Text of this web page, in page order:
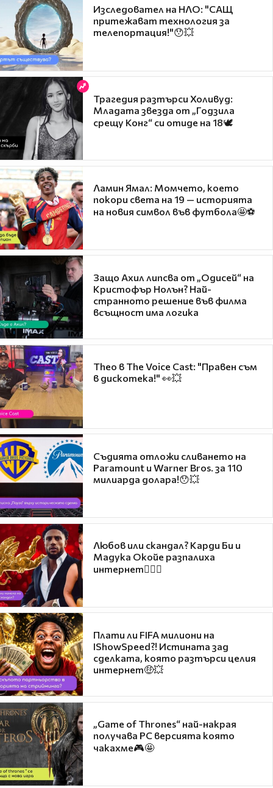
Изследовател на НЛО: "САЩ
притежават технология за
телепортация!"😯💥
Трагедия разтърси Холивуд:
Младата звезда от „Годзила
срещу Конг“ си отиде на 18🕊️
Ламин Ямал: Момчето, което
покори света на 19 — историята
на новия символ във футбола🤩⚽
Защо Ахил липсва от „Одисей“ на
Кристофър Нолън? Най-
странното решение във филма
всъщност има логика
Theo в The Voice Cast: "Правен съм
в дискотека!" 👀💥
Съдията отложи сливането на
Paramount и Warner Bros. за 110
милиарда долара!😯💥
Любов или скандал? Карди Би и
Мадука Окойе разпалиха
интернет❤️‍🔥🔥
Плати ли FIFA милиони на
IShowSpeed?! Истината зад
сделката, която разтърси целия
интернет🤑💥
„Game of Thrones“ най-накрая
получава PC версията която
чакахме🎮🤩